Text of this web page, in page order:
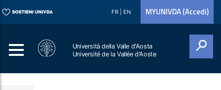
FR EN MYUNIVDA (Accedi)
Università della Valle d'Aosta
Université de la Vallée d'Aoste